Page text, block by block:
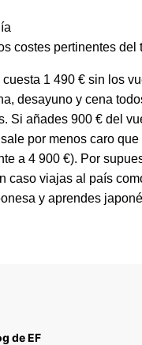
costes pertinentes del
1 490 € sin los
desayuno y cena
Si añades 900 € del
por menos caro que
a 4 900 €). Por
caso viajas al país
y aprendes
de EF